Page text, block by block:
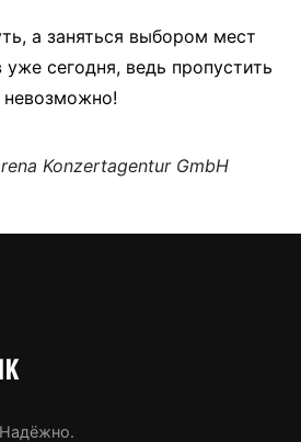
а заняться выбором мест
сегодня, ведь пропустить
Konzertagentur GmbH